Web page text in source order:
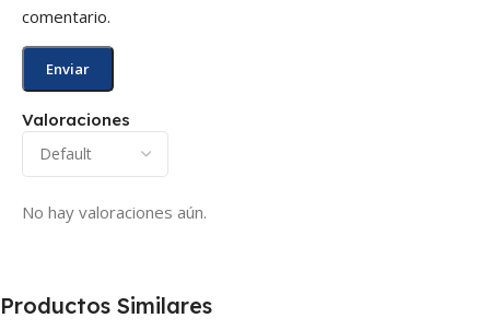
Valoraciones
No hay valoraciones aún.
comentario.
Productos Similares